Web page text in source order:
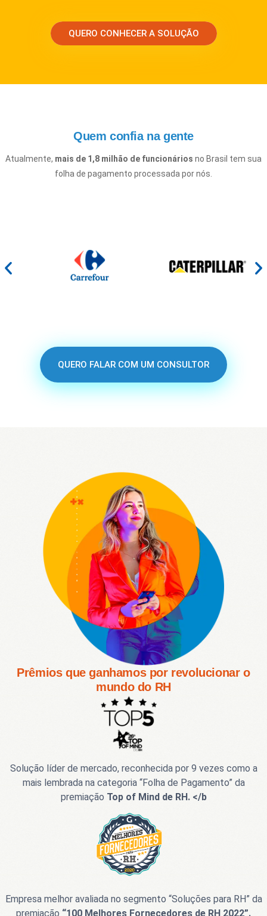
QUERO CONHECER A SOLUÇÃO
Quem confia na gente
Atualmente, mais de 1,8 milhão de funcionários no Brasil tem sua
folha de pagamento processada por nós.
QUERO FALAR COM UM CONSULTOR
Prêmios que ganhamos por revolucionar o
mundo do RH
Solução líder de mercado, reconhecida por 9 vezes como a
mais lembrada na categoria “Folha de Pagamento” da
premiação Top of Mind de RH. </b
Empresa melhor avaliada no segmento “Soluções para RH” da
premiação “100 Melhores Fornecedores de RH 2022”.